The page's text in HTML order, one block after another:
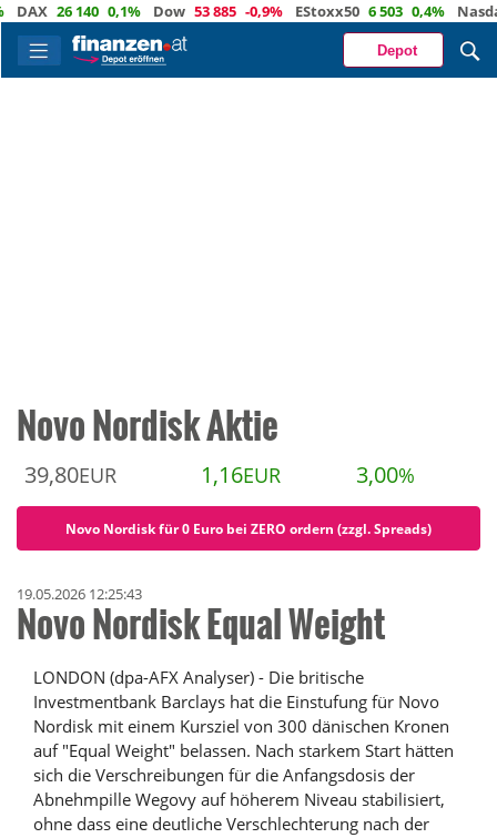
26 140 0,1% Dow 53 885 -0,9% EStoxx50 6 503 0,4% Nasdaq
Depot
Novo Nordisk Aktie
39,80EUR 1,16EUR 3,00%
Novo Nordisk für 0 Euro bei ZERO ordern (zzgl. Spreads)
19.05.2026 12:25:43
Novo Nordisk Equal Weight
LONDON (dpa-AFX Analyser) - Die britische
Investmentbank Barclays hat die Einstufung für Novo
Nordisk mit einem Kursziel von 300 dänischen Kronen
auf "Equal Weight" belassen. Nach starkem Start hätten
sich die Verschreibungen für die Anfangsdosis der
Abnehmpille Wegovy auf höherem Niveau stabilisiert,
ohne dass eine deutliche Verschlechterung nach der